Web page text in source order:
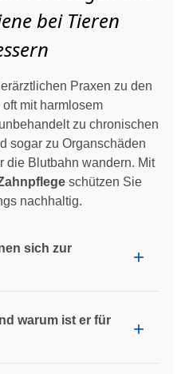
bei Tieren
Praxen zu den
mit harmlosem
zu chronischen
sogar zu Organschäden
die Blutbahn wandern. Mit
schützen Sie
nachhaltig.
sich zur
warum ist er für